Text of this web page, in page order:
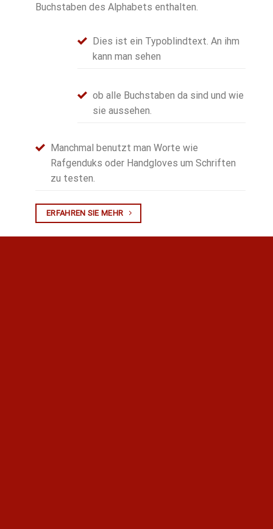
Buchstaben des Alphabets enthalten.
Dies ist ein Typoblindtext. An ihm
kann man sehen
ob alle Buchstaben da sind und wie
sie aussehen.
Manchmal benutzt man Worte wie
Rafgenduks oder Handgloves um Schriften
zu testen.
ERFAHREN SIE MEHR